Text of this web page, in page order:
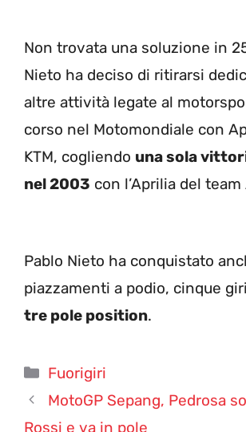
Non trovata una soluzione in
Nieto ha deciso di ritirarsi
altre attività legate al
corso nel Motomondiale con
KTM, cogliendo una sola
nel 2003 con l’Aprilia del team
Pablo Nieto ha conquistato
piazzamenti a podio, cinque
tre pole position.
Categorie
Fuorigiri
MotoGP Sepang, Pedrosa
Rossi e va in pole